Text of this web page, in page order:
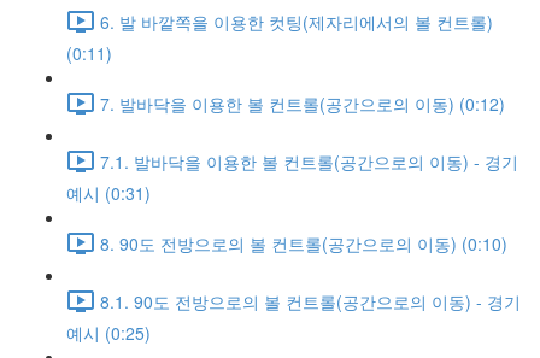
6. 발 바깥쪽을 이용한 컷팅(제자리에서의 볼 컨트롤)
(0:11)
7. 발바닥을 이용한 볼 컨트롤(공간으로의 이동) (0:12)
7.1. 발바닥을 이용한 볼 컨트롤(공간으로의 이동) - 경기
예시 (0:31)
8. 90도 전방으로의 볼 컨트롤(공간으로의 이동) (0:10)
8.1. 90도 전방으로의 볼 컨트롤(공간으로의 이동) - 경기
예시 (0:25)